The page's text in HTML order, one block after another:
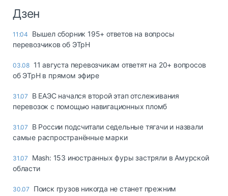
Дзен
11:04
Вышел сборник 195+ ответов на вопросы
перевозчиков об ЭТрН
03.08 11 августа перевозчикам ответят на 20+ вопросов
об ЭТрН в прямом эфире
31.07
В ЕАЭС начался второй этап отслеживания
перевозок с помощью навигационных пломб
31.07
В России подсчитали седельные тягачи и назвали
самые распространённые марки
31.07
Mash: 153 иностранных фуры застряли в Амурской
области
30.07 Поиск грузов никогда не станет прежним